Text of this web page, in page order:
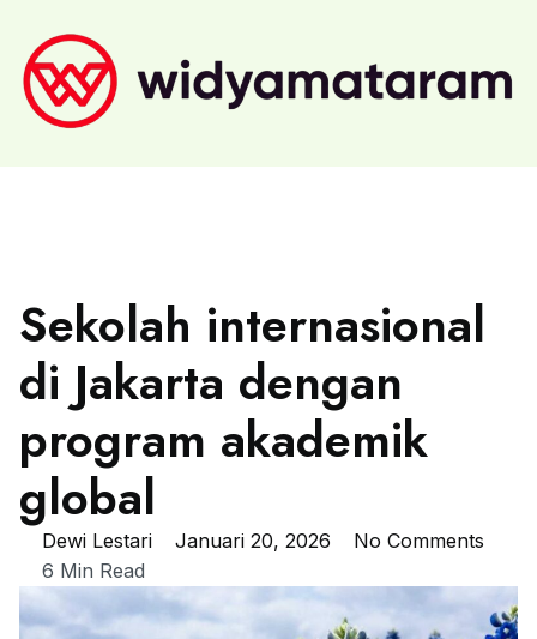
Sekolah internasional
di Jakarta dengan
program akademik
global
Dewi Lestari Januari 20, 2026
No Comments
6 Min Read